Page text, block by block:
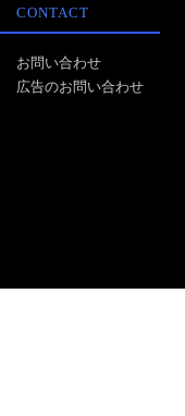
CONTACT
お問い合わせ
広告のお問い合わせ